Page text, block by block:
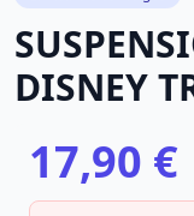
DISNEY
17,90 €